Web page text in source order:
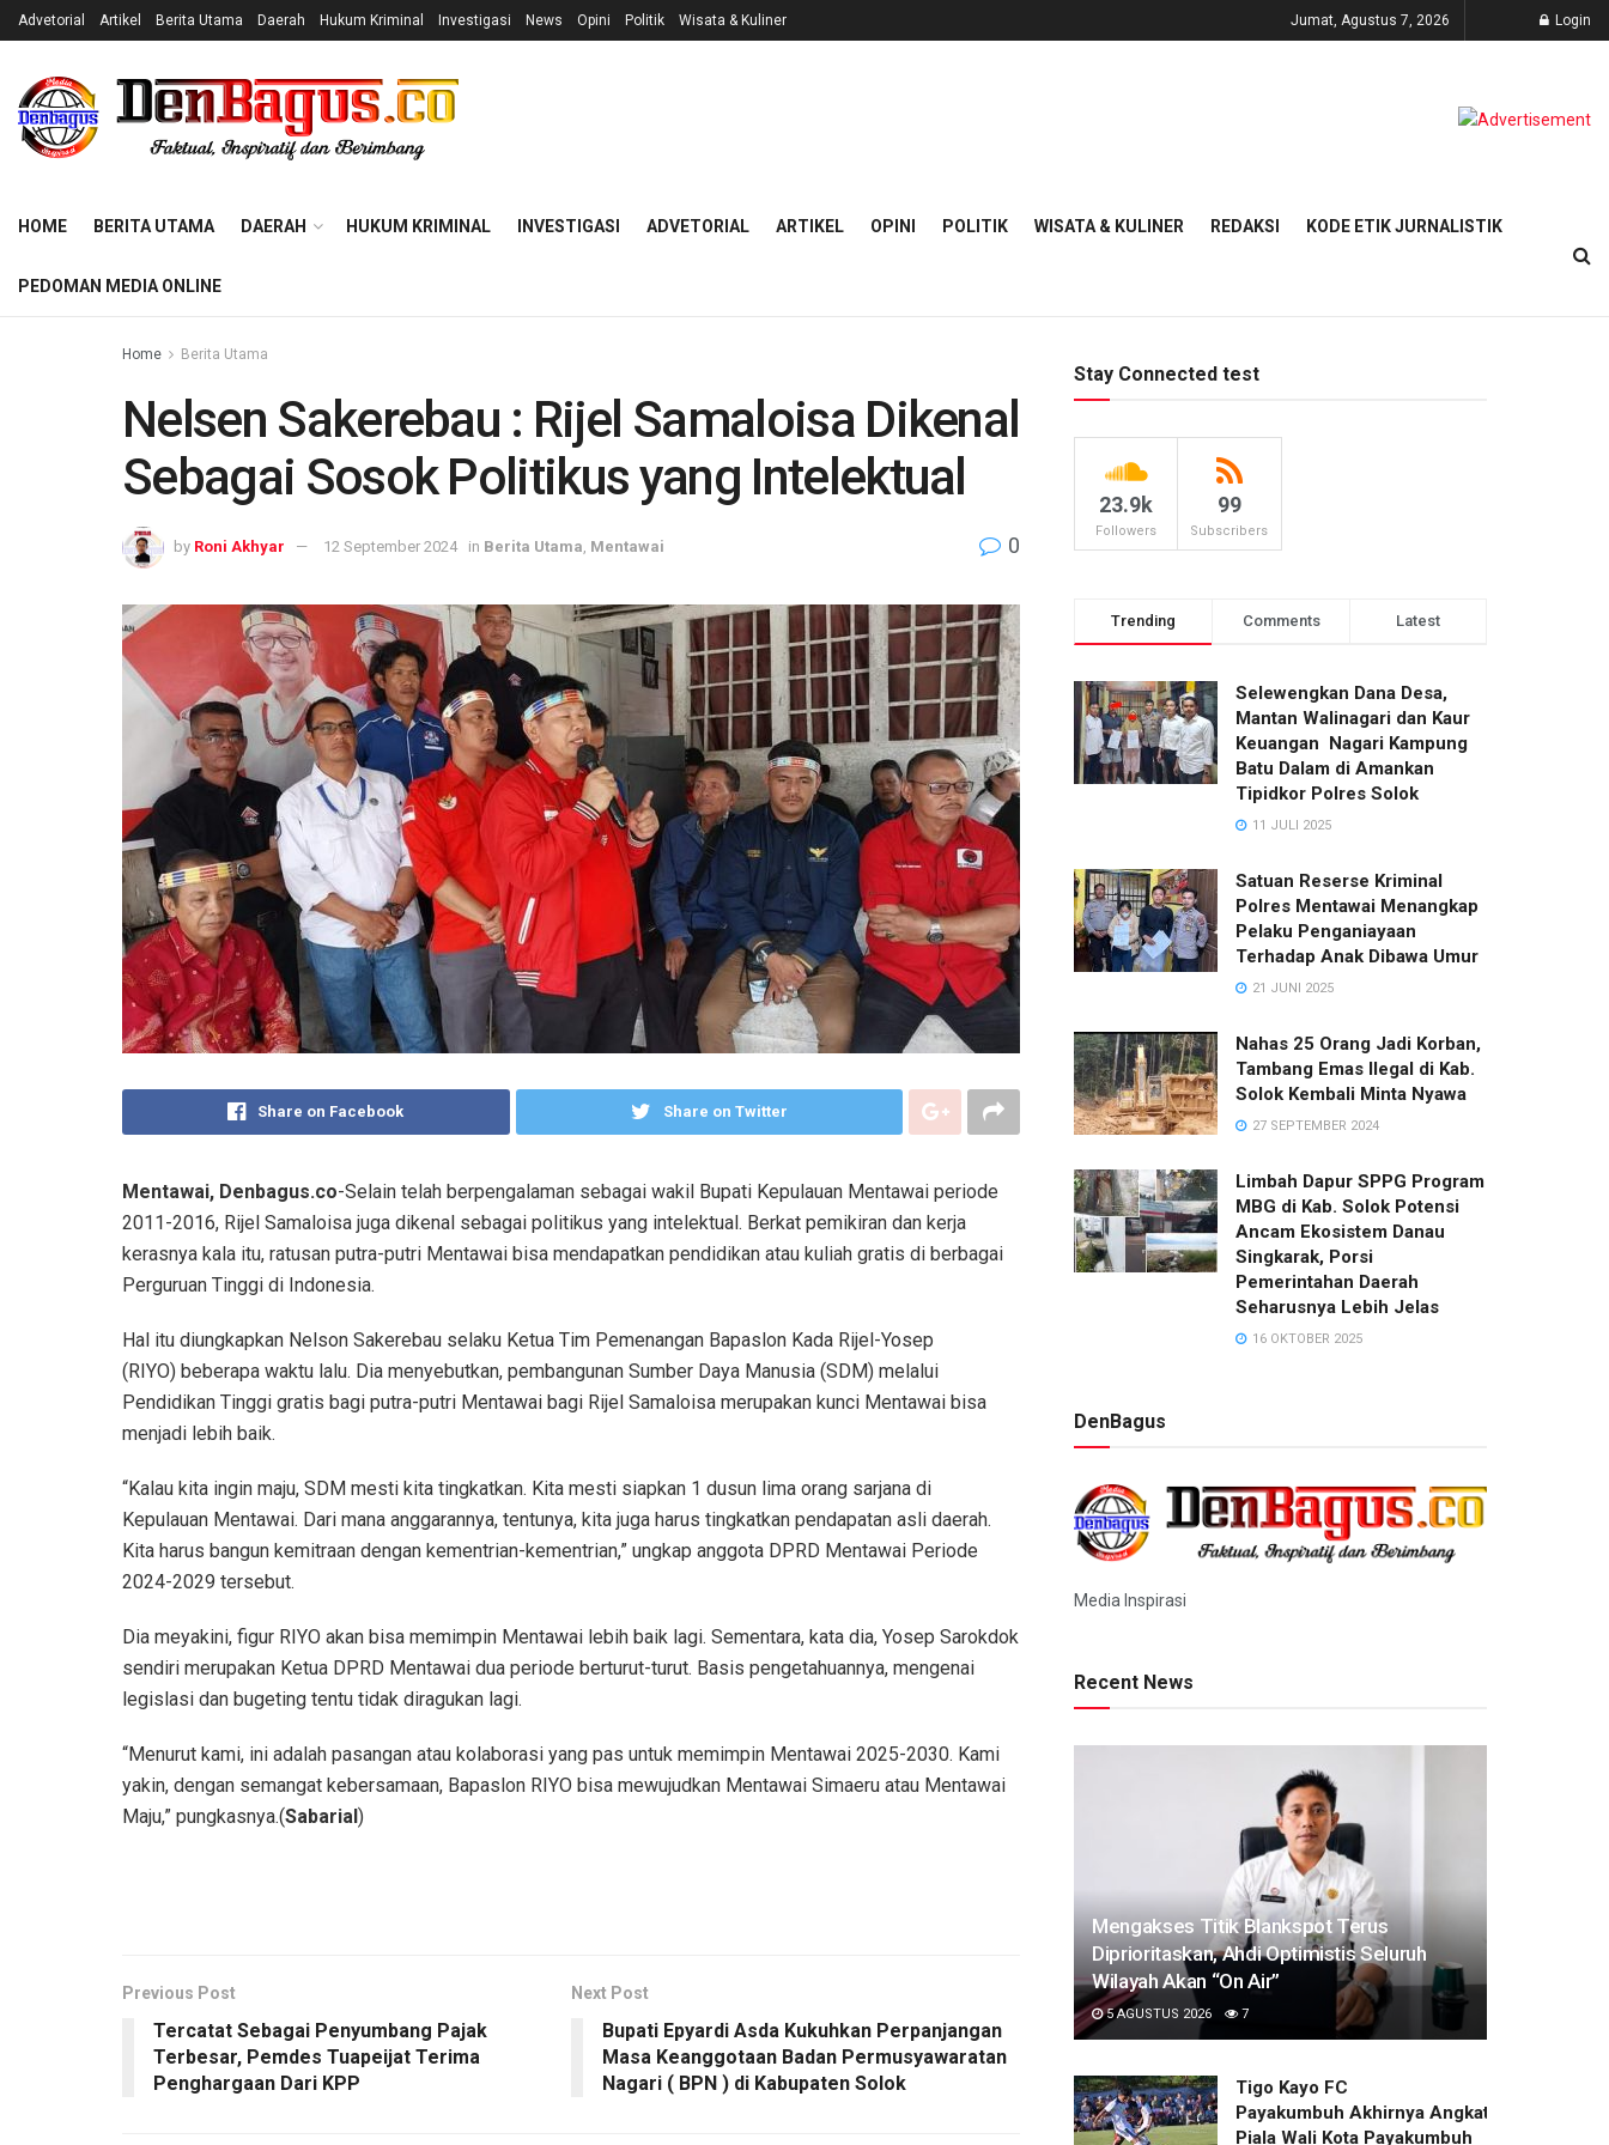
Advetorial Artikel Berita Utama Daerah Hukum Kriminal Investigasi News Opini Politik Wisata & Kuliner Jumat, Agustus 7, 2026 Login
HOME BERITA UTAMA DAERAH HUKUM KRIMINAL INVESTIGASI ADVETORIAL ARTIKEL OPINI POLITIK WISATA & KULINER REDAKSI KODE ETIK JURNALISTIK
PEDOMAN MEDIA ONLINE
Home Berita Utama
Nelsen Sakerebau : Rijel Samaloisa Dikenal
Sebagai Sosok Politikus yang Intelektual
by Roni Akhyar 12 September 2024 in Berita Utama Mentawai 0
Share on Facebook Share on Twitter
Mentawai, Denbagus.co-Selain telah berpengalaman sebagai wakil Bupati Kepulauan Mentawai periode
2011-2016, Rijel Samaloisa juga dikenal sebagai politikus yang intelektual. Berkat pemikiran dan kerja
kerasnya kala itu, ratusan putra-putri Mentawai bisa mendapatkan pendidikan atau kuliah gratis di berbagai
Perguruan Tinggi di Indonesia.
Hal itu diungkapkan Nelson Sakerebau selaku Ketua Tim Pemenangan Bapaslon Kada Rijel-Yosep
(RIYO) beberapa waktu lalu. Dia menyebutkan, pembangunan Sumber Daya Manusia (SDM) melalui
Pendidikan Tinggi gratis bagi putra-putri Mentawai bagi Rijel Samaloisa merupakan kunci Mentawai bisa
menjadi lebih baik.
“Kalau kita ingin maju, SDM mesti kita tingkatkan. Kita mesti siapkan 1 dusun lima orang sarjana di
Kepulauan Mentawai. Dari mana anggarannya, tentunya, kita juga harus tingkatkan pendapatan asli daerah.
Kita harus bangun kemitraan dengan kementrian-kementrian,” ungkap anggota DPRD Mentawai Periode
2024-2029 tersebut.
Dia meyakini, figur RIYO akan bisa memimpin Mentawai lebih baik lagi. Sementara, kata dia, Yosep Sarokdok
sendiri merupakan Ketua DPRD Mentawai dua periode berturut-turut. Basis pengetahuannya, mengenai
legislasi dan bugeting tentu tidak diragukan lagi.
“Menurut kami, ini adalah pasangan atau kolaborasi yang pas untuk memimpin Mentawai 2025-2030. Kami
yakin, dengan semangat kebersamaan, Bapaslon RIYO bisa mewujudkan Mentawai Simaeru atau Mentawai
Maju,” pungkasnya.(Sabarial)
Previous Post
Tercatat Sebagai Penyumbang Pajak
Terbesar, Pemdes Tuapeijat Terima
Penghargaan Dari KPP
Next Post
Bupati Epyardi Asda Kukuhkan Perpanjangan
Masa Keanggotaan Badan Permusyawaratan
Nagari ( BPN ) di Kabupaten Solok
Stay Connected test
23.9k
Followers
99
Subscribers
Trending Comments Latest
Selewengkan Dana Desa,
Mantan Walinagari dan Kaur
Keuangan Nagari Kampung
Batu Dalam di Amankan
Tipidkor Polres Solok
11 JULI 2025
Satuan Reserse Kriminal
Polres Mentawai Menangkap
Pelaku Penganiayaan
Terhadap Anak Dibawa Umur
21 JUNI 2025
Nahas 25 Orang Jadi Korban,
Tambang Emas Ilegal di Kab.
Solok Kembali Minta Nyawa
27 SEPTEMBER 2024
Limbah Dapur SPPG Program
MBG di Kab. Solok Potensi
Ancam Ekosistem Danau
Singkarak, Porsi
Pemerintahan Daerah
Seharusnya Lebih Jelas
16 OKTOBER 2025
DenBagus
Media Inspirasi
Recent News
Mengakses Titik Blankspot Terus
Diprioritaskan, Ahdi Optimistis Seluruh
Wilayah Akan “On Air”
5 AGUSTUS 2026 7
Tigo Kayo FC
Payakumbuh Akhirnya Angkat Trofi
Piala Wali Kota Payakumbuh